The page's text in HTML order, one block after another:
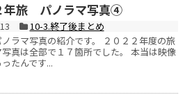
年旅 パノラマ写真④
10-3.終了後まとめ
ラマ写真の紹介です。 ２０２２年度の旅
真は全部で１７箇所でした。 本当は映像
たんです...